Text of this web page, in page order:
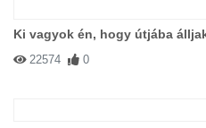
Ki vagyok én, hogy útjába
22574 0